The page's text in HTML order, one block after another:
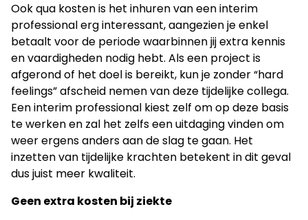
Ook qua kosten is het inhuren van een interim
professional erg interessant, aangezien je enkel
betaalt voor de periode waarbinnen jij extra kennis
en vaardigheden nodig hebt. Als een project is
afgerond of het doel is bereikt, kun je zonder “hard
feelings” afscheid nemen van deze tijdelijke collega.
Een interim professional kiest zelf om op deze basis
te werken en zal het zelfs een uitdaging vinden om
weer ergens anders aan de slag te gaan. Het
inzetten van tijdelijke krachten betekent in dit geval
dus juist meer kwaliteit.
Geen extra kosten bij ziekte